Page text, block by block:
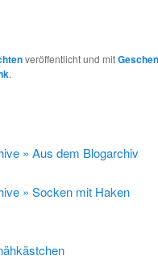
veröffentlicht und mit
.
» Aus dem Blogarchiv
» Socken mit Haken